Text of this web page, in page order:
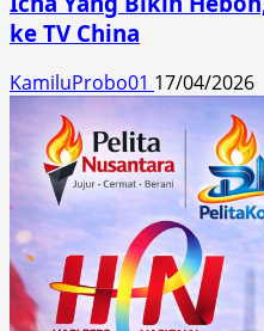
ke TV China
KamiluProbo01 17/04/2026